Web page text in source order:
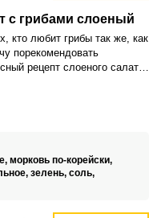
с грибами слоеный
кто любит грибы так же, как
порекомендовать
рецепт слоеного салата
морковь по-корейски,
зелень, соль,